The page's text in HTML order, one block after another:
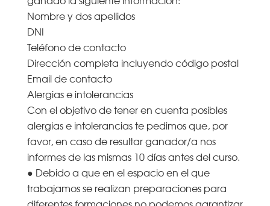
Nombre y dos apellidos
DNI
Teléfono de contacto
Dirección completa incluyendo código postal
Email de contacto
Alergias e intolerancias
Con el objetivo de tener en cuenta posibles
alergias e intolerancias te pedimos que, por
favor, en caso de resultar ganador/a nos
informes de las mismas 10 días antes del curso.
● Debido a que en el espacio en el que
trabajamos se realizan preparaciones para